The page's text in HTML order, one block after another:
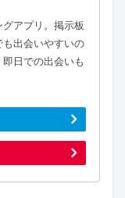
アプリ。掲示板
出会いやすいの
日での出会いも